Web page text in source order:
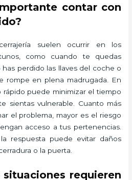
contar con
suelen ocurrir en los
como cuando te quedas
perdido las llaves del coche o
rompe en plena madrugada. En
rápido puede minimizar el tiempo
sientas vulnerable. Cuanto más
el problema, mayor es el riesgo
acceso a tus pertenencias.
respuesta puede evitar daños
o la puerta.
requieren